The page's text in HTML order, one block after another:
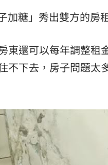
糖」秀出雙方的房
東還可以每年調整
不下去，房子問題太